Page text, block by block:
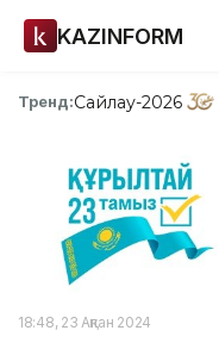
KAZINFORM
Тренд:Сайлау-2026
18:48, 23 Ақпан 2024